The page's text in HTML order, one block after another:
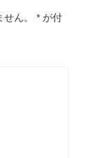
ん。 * が付